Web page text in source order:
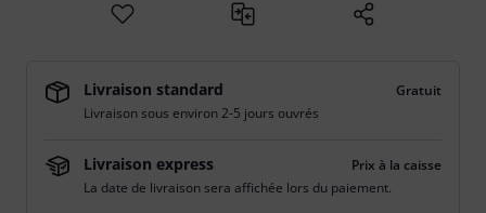
Livraison standard
Gratuit
Livraison sous environ 2-5 jours ouvrés
Livraison express
Prix à la caisse
La date de livraison sera affichée lors du paiement.